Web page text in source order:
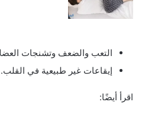
التعب والضعف وتشنجات
إيقاعات غير طبيعية في القلب.
اقرأ أيضًا: